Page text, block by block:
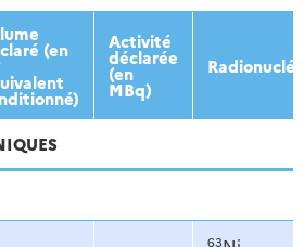
2015 2016
(en Activité
déclarée
(en
MBq)
63